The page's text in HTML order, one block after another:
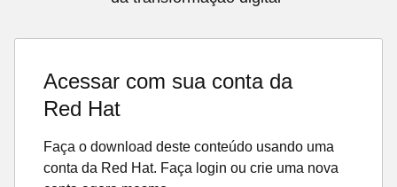
Acessar com sua conta da
Red Hat
Faça o download deste conteúdo usando uma
conta da Red Hat. Faça login ou crie uma nova